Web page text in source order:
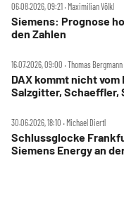
06.08.2026, 09:21 ‧ Maximilian Völkl
Siemens: Prognose
den Zahlen
16.07.2026, 09:00 ‧ Thomas Bergmann
DAX kommt nicht
Salzgitter, Schaeffler,
30.06.2026, 18:10 ‧ Michael Diertl
Schlussglocke
Siemens Energy an